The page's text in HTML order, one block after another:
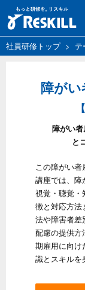
社員研修トップ> テ
障が
障がい
と
この障がい
講座では、障
視覚・聴覚
徴と対応方法
法や障害者差
配慮の提供
期雇用に向け
識とスキルを